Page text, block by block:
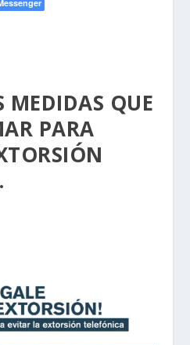
MEDIDAS QUE
PARA